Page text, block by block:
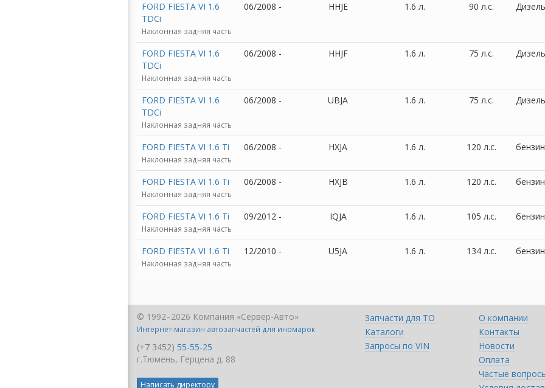
FORD FIESTA VI 1.6
TDCi
Наклонная задняя часть
06/2008 - HHJE 1.6 л. 90 л.с. Дизель
FORD FIESTA VI 1.6
TDCi
Наклонная задняя часть
06/2008 - HHJF 1.6 л. 75 л.с. Дизель
FORD FIESTA VI 1.6
TDCi
Наклонная задняя часть
06/2008 - UBJA 1.6 л. 75 л.с. Дизель
FORD FIESTA VI 1.6 Ti
Наклонная задняя часть
06/2008 - HXJA 1.6 л. 120 л.с. бензин
FORD FIESTA VI 1.6 Ti
Наклонная задняя часть
06/2008 - HXJB 1.6 л. 120 л.с. бензин
FORD FIESTA VI 1.6 Ti
Наклонная задняя часть
09/2012 - IQJA 1.6 л. 105 л.с. бензин
FORD FIESTA VI 1.6 Ti
Наклонная задняя часть
12/2010 - U5JA 1.6 л. 134 л.с. бензин
Запчасти для ТО
Каталоги
Запросы по VIN
О компании
Контакты
Новости
Оплата
Частые
© 1992–2026 Компания «Сервер-Авто»
Интернет-магазин автозапчастей для иномарок
(+7 3452) 55-55-25
г.Тюмень, Герцена д. 88
Написать директору